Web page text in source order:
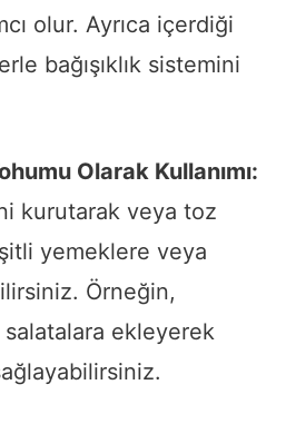
olur. Ayrıca içerdiği
bağışıklık sistemini
Olarak Kullanımı:
kurutarak veya toz
yemeklere veya
Örneğin,
ekleyerek